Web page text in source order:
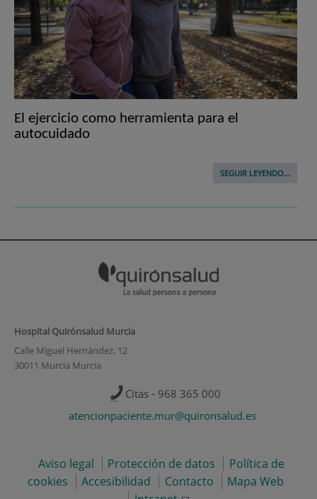
El ejercicio como herramienta para el
autocuidado
SEGUIR LEYENDO...
Hospital Quirónsalud Murcia
Calle Miguel Hernández, 12
30011 Murcia Murcia
Citas - 968 365 000
atencionpaciente.mur@quironsalud.es
Aviso legal Protección de datos
Política de
cookies
Accesibilidad Contacto
Mapa Web